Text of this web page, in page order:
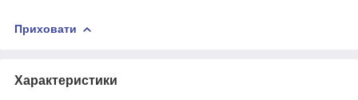
Приховати
Характеристики